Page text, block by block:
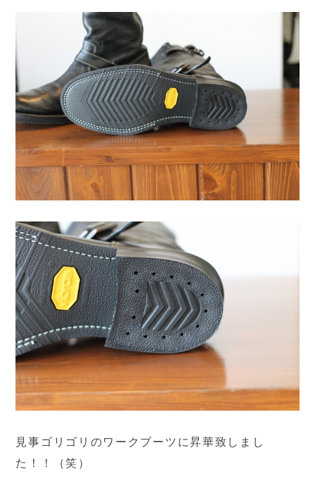
見事ゴリゴリのワークブーツに昇華致しまし
た！！（笑）